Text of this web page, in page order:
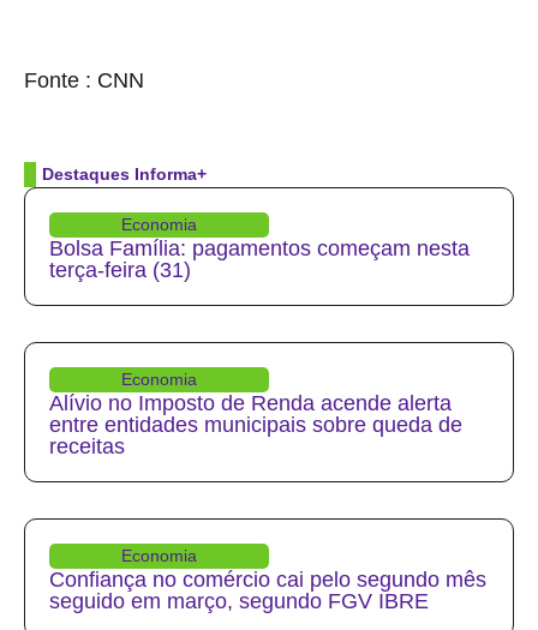
Fonte : CNN
Destaques Informa+
Economia
Bolsa Família: pagamentos começam nesta
terça-feira (31)
Economia
Alívio no Imposto de Renda acende alerta
entre entidades municipais sobre queda de
receitas
Economia
Confiança no comércio cai pelo segundo mês
seguido em março, segundo FGV IBRE